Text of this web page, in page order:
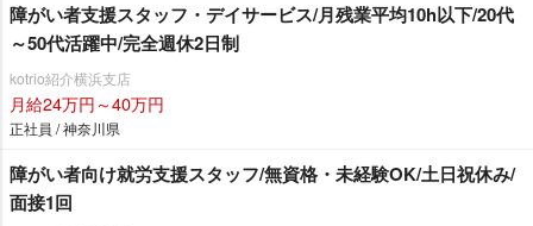
障がい者支援スタッフ・デイサービス/月残業平均10h以下/20代
～50代活躍中/完全週休2日制
kotrio紹介横浜支店
月給24万円～40万円
正社員 / 神奈川県
障がい者向け就労支援スタッフ/無資格・未経験OK/土日祝休み/
面接1回